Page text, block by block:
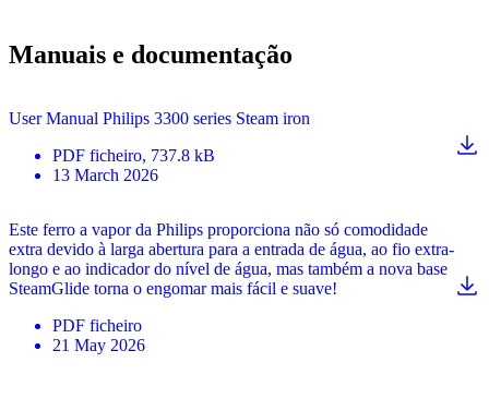
Manuais e documentação
User Manual Philips 3300 series Steam iron
PDF ficheiro, 737.8 kB
13 March 2026
Este ferro a vapor da Philips proporciona não só comodidade
extra devido à larga abertura para a entrada de água, ao fio extra-
longo e ao indicador do nível de água, mas também a nova base
SteamGlide torna o engomar mais fácil e suave!
PDF ficheiro
21 May 2026